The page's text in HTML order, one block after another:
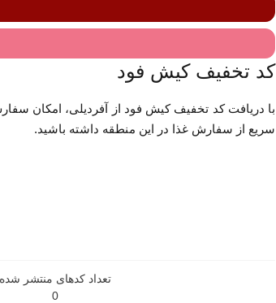
کد تخفیف کیش فود
با دریافت کد تخفیف کیش فود از آفردیلی، امکان
سریع از سفارش غذا در این منطقه داشته باشید.
تعداد کدهای منتشر شده
0